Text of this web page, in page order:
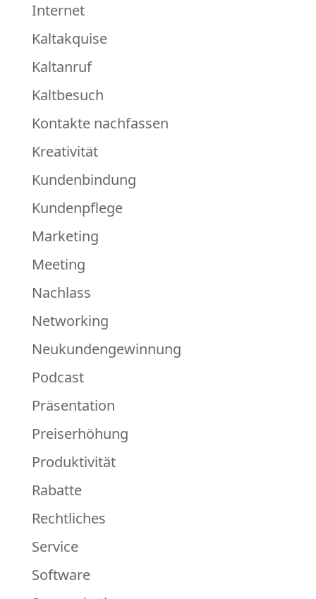
Internet
Kaltakquise
Kaltanruf
Kaltbesuch
Kontakte nachfassen
Kreativität
Kundenbindung
Kundenpflege
Marketing
Meeting
Nachlass
Networking
Neukundengewinnung
Podcast
Präsentation
Preiserhöhung
Produktivität
Rabatte
Rechtliches
Service
Software